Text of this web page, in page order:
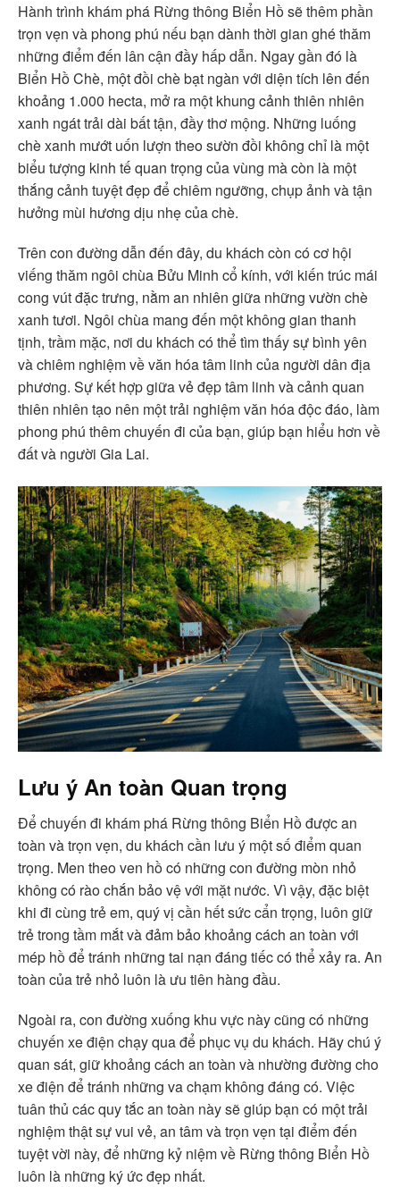
Hành trình khám phá Rừng thông Biển Hồ sẽ thêm phần
trọn vẹn và phong phú nếu bạn dành thời gian ghé thăm
những điểm đến lân cận đầy hấp dẫn. Ngay gần đó là
Biển Hồ Chè, một đồi chè bạt ngàn với diện tích lên đến
khoảng 1.000 hecta, mở ra một khung cảnh thiên nhiên
xanh ngát trải dài bất tận, đầy thơ mộng. Những luống
chè xanh mướt uốn lượn theo sườn đồi không chỉ là một
biểu tượng kinh tế quan trọng của vùng mà còn là một
thắng cảnh tuyệt đẹp để chiêm ngưỡng, chụp ảnh và tận
hưởng mùi hương dịu nhẹ của chè.
Trên con đường dẫn đến đây, du khách còn có cơ hội
viếng thăm ngôi chùa Bửu Minh cổ kính, với kiến trúc mái
cong vút đặc trưng, nằm an nhiên giữa những vườn chè
xanh tươi. Ngôi chùa mang đến một không gian thanh
tịnh, trầm mặc, nơi du khách có thể tìm thấy sự bình yên
và chiêm nghiệm về văn hóa tâm linh của người dân địa
phương. Sự kết hợp giữa vẻ đẹp tâm linh và cảnh quan
thiên nhiên tạo nên một trải nghiệm văn hóa độc đáo, làm
phong phú thêm chuyến đi của bạn, giúp bạn hiểu hơn về
đất và người Gia Lai.
Lưu ý An toàn Quan trọng
Để chuyến đi khám phá Rừng thông Biển Hồ được an
toàn và trọn vẹn, du khách cần lưu ý một số điểm quan
trọng. Men theo ven hồ có những con đường mòn nhỏ
không có rào chắn bảo vệ với mặt nước. Vì vậy, đặc biệt
khi đi cùng trẻ em, quý vị cần hết sức cẩn trọng, luôn giữ
trẻ trong tầm mắt và đảm bảo khoảng cách an toàn với
mép hồ để tránh những tai nạn đáng tiếc có thể xảy ra. An
toàn của trẻ nhỏ luôn là ưu tiên hàng đầu.
Ngoài ra, con đường xuống khu vực này cũng có những
chuyến xe điện chạy qua để phục vụ du khách. Hãy chú ý
quan sát, giữ khoảng cách an toàn và nhường đường cho
xe điện để tránh những va chạm không đáng có. Việc
tuân thủ các quy tắc an toàn này sẽ giúp bạn có một trải
nghiệm thật sự vui vẻ, an tâm và trọn vẹn tại điểm đến
tuyệt vời này, để những kỷ niệm về Rừng thông Biển Hồ
luôn là những ký ức đẹp nhất.